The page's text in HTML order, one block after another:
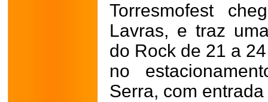
Torresmofest
Lavras, e traz
do Rock de 21 a
no
Serra, com